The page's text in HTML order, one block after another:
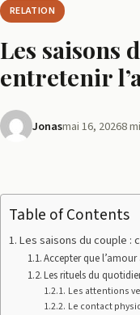
RELATION
Les saisons
entretenir
Jonasmai 16, 20268
Table of Contents
Les saisons du couple :
Accepter que
Les rituels du
Les attentions
Le contact